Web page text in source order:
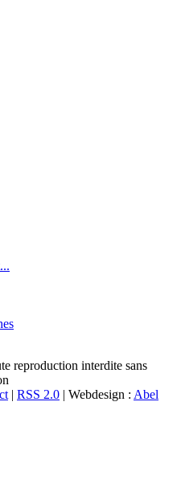
reproduction interdite sans
| RSS 2.0 | Webdesign : Abel